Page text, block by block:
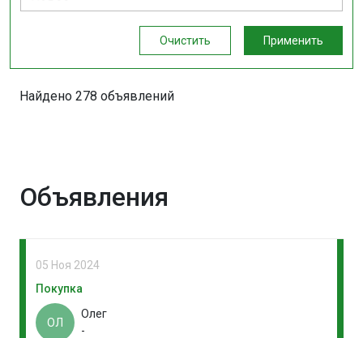
Очистить Применить
Найдено 278 объявлений
Объявления
05 Ноя 2024
Покупка
ОЛ
Олег
-